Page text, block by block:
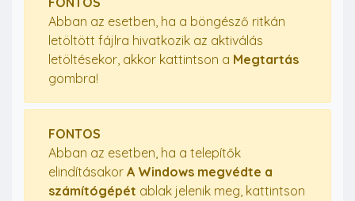
Abban az esetben, ha a böngésző ritkán
letöltött fájlra hivatkozik az aktiválás
letöltésekor, akkor kattintson a Megtartás
gombra!
FONTOS
Abban az esetben, ha a telepítők
elindításakor A Windows megvédte a
számítógépét ablak jelenik meg, kattintson